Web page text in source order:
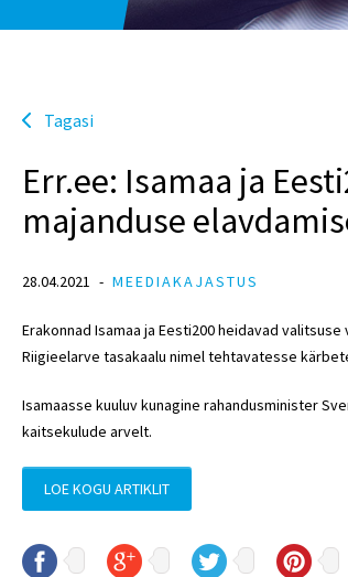
Tagasi
Err.ee: Isamaa ja
majanduse
28.04.2021 MEEDIAKAJASTUS
Erakonnad Isamaa ja Eesti200 heidavad
Riigieelarve tasakaalu nimel tehtavatesse
Isamaasse kuuluv kunagine rahandusminister
kaitsekulude arvelt.
LOE KOGU ARTIKLIT